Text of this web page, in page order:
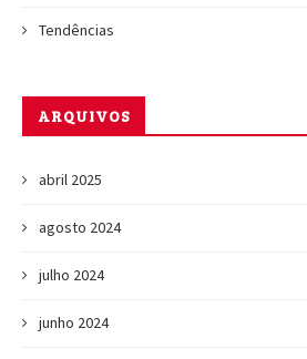
Tendências
ARQUIVOS
abril 2025
agosto 2024
julho 2024
junho 2024